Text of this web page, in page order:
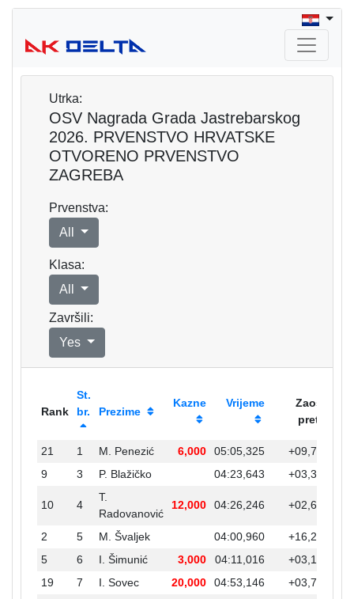
Utrka:
OSV Nagrada Grada Jastrebarskog
2026. PRVENSTVO HRVATSKE
OTVORENO PRVENSTVO
ZAGREBA
Prvenstva:
All
Klasa:
All
Završili:
Yes
Rank
St.
br.
Prezime
Kazne Vrijeme
Zaost.
preth.
21 1 M. Penezić 6,000 05:05,325 +09,745
9
3 P. Blažičko 04:23,643 +03,393
10 4
T.
Radovanović
12,000 04:26,246 +02,603
2 5 M. Švaljek 04:00,960 +16,255
5
6 I. Šimunić 3,000 04:11,016
+03,193
19
7 I. Sovec 20,000 04:53,146 +03,737